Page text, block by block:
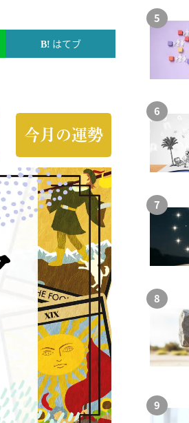
はてブ
今月の運勢